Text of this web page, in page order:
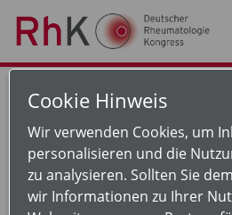
Cookie Hinweis
Wir verwenden Cookies, um
personalisieren und die
zu analysieren. Sollten Sie
wir Informationen zu Ihrer